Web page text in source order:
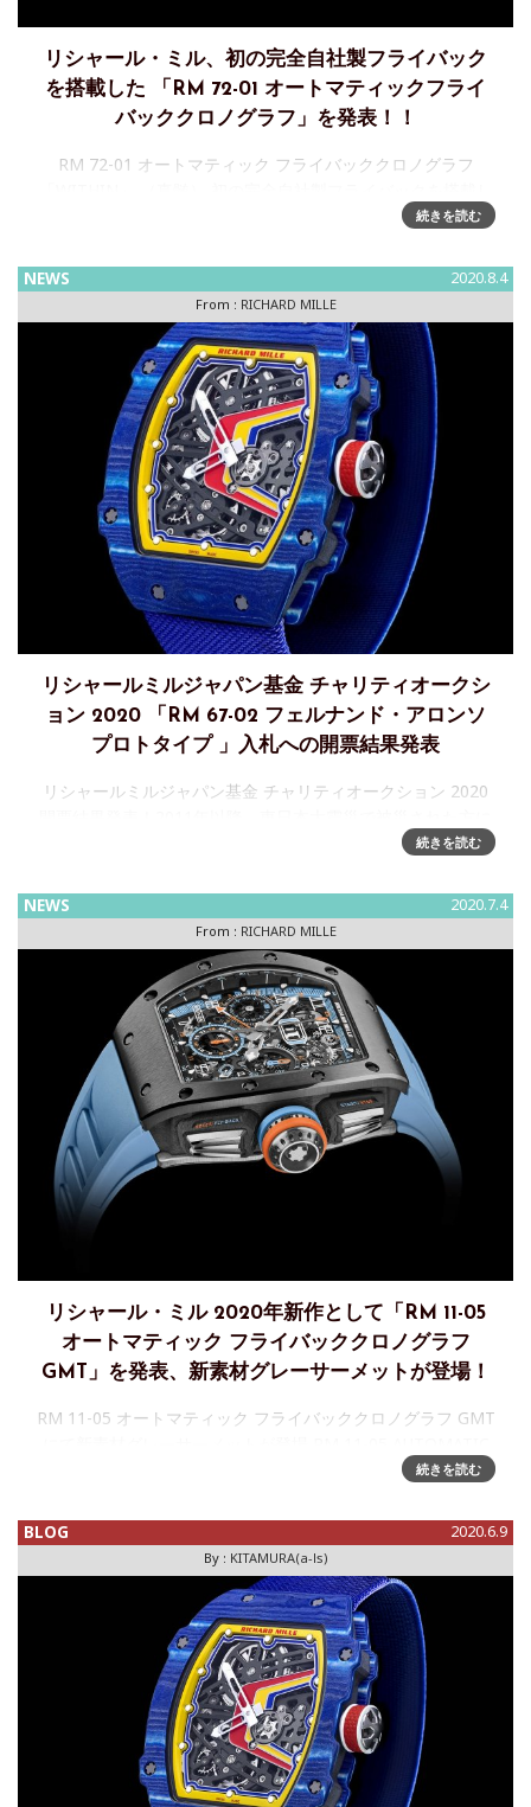
リシャール・ミル、初の完全自社製フライバック
を搭載した 「RM 72-01 オートマティックフライ
バッククロノグラフ」を発表！！
RM 72-01 オートマティック フライバッククロノグラフ
た、リシャール・ミル最新の“代表作”―創造の鼓動初の完全自
続きを読む
NEWS 2020.8.4
From : RICHARD MILLE
リシャールミルジャパン基金 チャリティオークシ
ョン 2020 「RM 67-02 フェルナンド・アロンソ
プロトタイプ 」入札への開票結果発表
リシャールミルジャパン基金 チャリティオークション 2020
対して、2016年からは熊本地震に対する復興支援も加え、そ
続きを読む
NEWS 2020.7.4
From : RICHARD MILLE
リシャール・ミル 2020年新作として「RM 11-05
オートマティック フライバッククロノグラフ
GMT」を発表、新素材グレーサーメットが登場！
RM 11-05 オートマティック フライバッククロノグラフ GMT
FLYBACK CHRONOGRAPH GMT■ リシャール・ミル独自の
続きを読む
BLOG 2020.6.9
By : KITAMURA(a-ls)